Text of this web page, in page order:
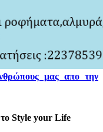
μας απο την
το Style your Life